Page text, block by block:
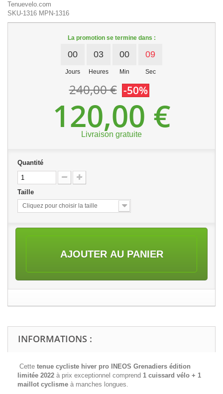
Tenuevelo.com
SKU-1316 MPN-1316
La promotion se termine dans :
00
Jours
03
Heures
00
Min
09
Sec
240,00 € -50%
120,00 €
Livraison gratuite
Quantité
Taille
Cliquez pour choisir la taille
AJOUTER AU PANIER
INFORMATIONS :
Cette tenue cycliste hiver pro INEOS Grenadiers édition
limitée 2022 à prix exceptionnel comprend 1 cuissard vélo + 1
maillot cyclisme à manches longues.